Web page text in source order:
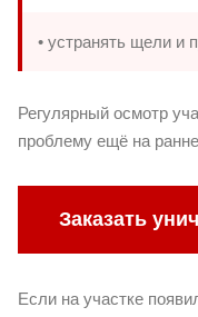
• устранять щели и
Регулярный осмотр
проблему ещё на
Заказать
Если на участке